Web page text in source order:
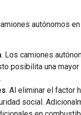
autónomos
. Los camiones
posibilita una
. Al eliminar el factor
social.